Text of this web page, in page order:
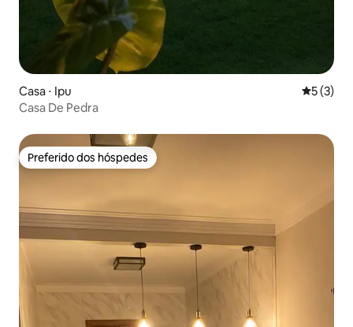
Casa ⋅ Ipu 5 de
5 (3)
Casa De Pedra
Preferido dos hóspedes
Preferido dos hóspedes